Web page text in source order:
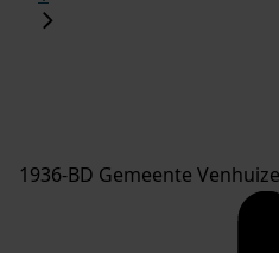
1936-BD Gemeente